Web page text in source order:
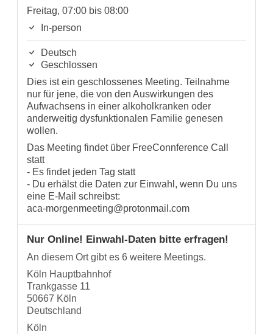
Freitag, 07:00 bis 08:00
In-person
Deutsch
Geschlossen
Dies ist ein geschlossenes Meeting. Teilnahme
nur für jene, die von den Auswirkungen des
Aufwachsens in einer alkoholkranken oder
anderweitig dysfunktionalen Familie genesen
wollen.
Das Meeting findet über FreeConnference Call
statt
- Es findet jeden Tag statt
- Du erhälst die Daten zur Einwahl, wenn Du uns
eine E-Mail schreibst:
aca-morgenmeeting@protonmail.com
Nur Online! Einwahl-Daten bitte erfragen!
An diesem Ort gibt es 6 weitere Meetings.
Köln Hauptbahnhof
Trankgasse 11
50667 Köln
Deutschland
Köln